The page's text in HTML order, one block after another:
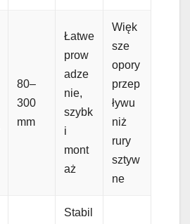
80–
300
mm
Łatwe
prow
adze
nie,
szybk
i
mont
aż
Więk
sze
opory
przep
ływu
niż
rury
sztyw
ne
Stabil